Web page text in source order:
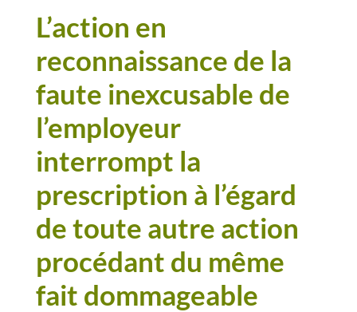
L’action en
reconnaissance de la
faute inexcusable de
l’employeur
interrompt la
prescription à l’égard
de toute autre action
procédant du même
fait dommageable